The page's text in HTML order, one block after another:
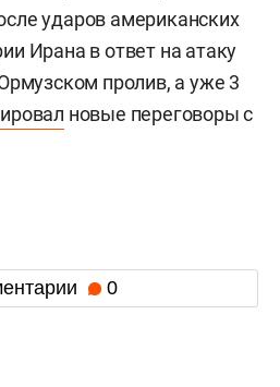
ударов американских
Ирана в ответ на атаку
пролив, а уже 3
новые переговоры с
0